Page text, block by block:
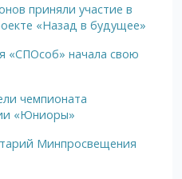
приняли участие в
«Назад в будущее»
«СПОсоб» начала свою
чемпионата
«Юниоры»
Минпросвещения